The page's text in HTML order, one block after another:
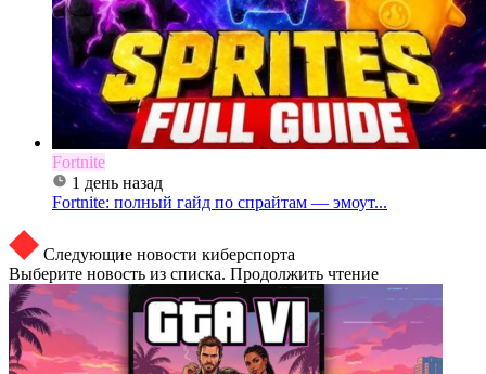
Fortnite
1 день назад
Fortnite: полный гайд по спрайтам — эмоут...
Следующие новости киберспорта
Выберите новость из списка. Продолжить чтение